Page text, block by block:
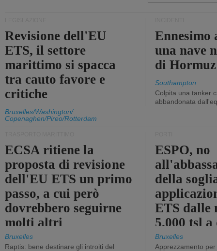
Revisione dell'EU
ETS, il settore
marittimo si spacca
tra cauto favore e
critiche
Bruxelles/Washington/
Copenaghen/Pireo/Rotterdam
Ennesimo
una nave
di Hormuz
Southampton
Colpita una tanker
abbandonata
ECSA ritiene la
proposta di revisione
dell'EU ETS un primo
passo, a cui però
dovrebbero seguirne
molti altri
Bruxelles
Raptis: bene destinare gli introiti del
ESPO, no
della
ETS dalle
5.000 tsl
400 tsl
Bruxelles
Apprezzamento